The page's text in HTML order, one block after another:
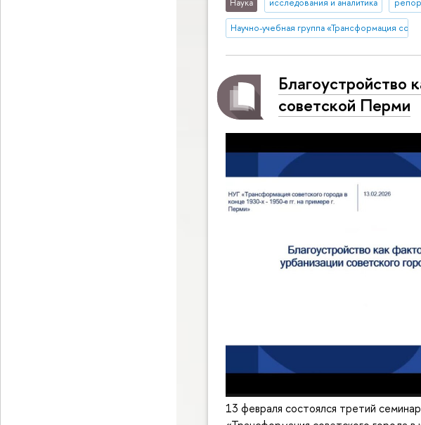
Наука исследования и аналитика
Научно-учебная группа «Трансформация
Благоустройство
советской Перми
13 февраля состоялся третий